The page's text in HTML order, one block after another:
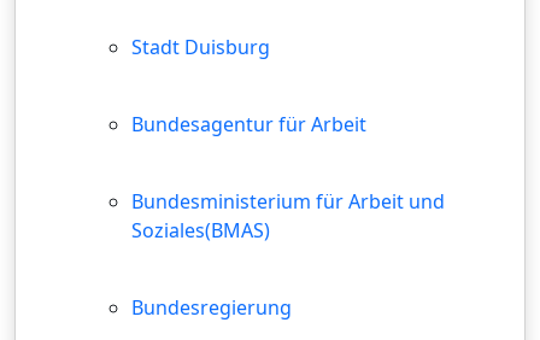
Stadt Duisburg
Bundesagentur für Arbeit
Bundesministerium für Arbeit und
Soziales(BMAS)
Bundesregierung